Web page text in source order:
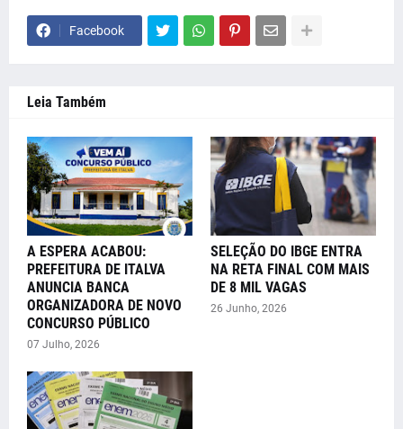
Facebook
Leia Também
A ESPERA ACABOU:
PREFEITURA DE ITALVA
ANUNCIA BANCA
ORGANIZADORA DE NOVO
CONCURSO PÚBLICO
07 Julho, 2026
SELEÇÃO DO IBGE ENTRA
NA RETA FINAL COM MAIS
DE 8 MIL VAGAS
26 Junho, 2026